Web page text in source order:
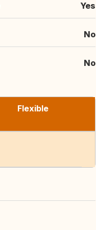
Yes
No
No
Flexible